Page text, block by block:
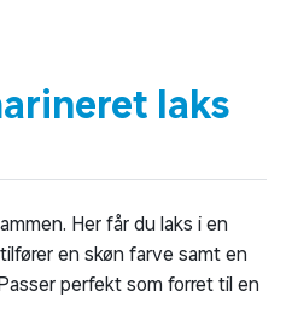
laks
Her får du laks i en
en skøn farve samt en
perfekt som forret til en